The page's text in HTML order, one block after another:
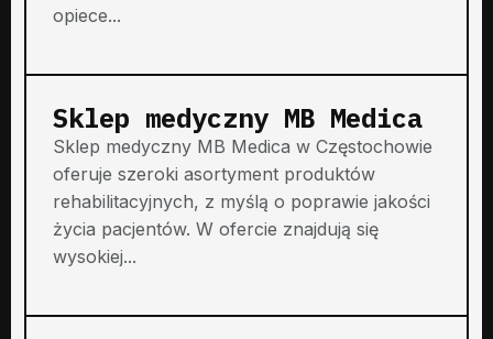
opiece...
Sklep medyczny MB Medica
Sklep medyczny MB Medica w Częstochowie
oferuje szeroki asortyment produktów
rehabilitacyjnych, z myślą o poprawie jakości
życia pacjentów. W ofercie znajdują się
wysokiej...